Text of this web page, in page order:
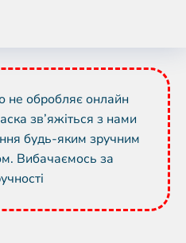
не обробляє онлайн
зв’яжіться з нами
будь-яким зручним
Вибачаємось за